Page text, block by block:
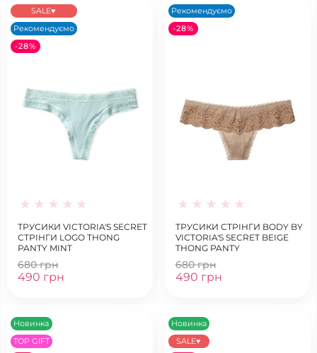
SALE♥
Рекомендуємо
-28%
ТРУСИКИ VICTORIA'S SECRET
СТРІНГИ LOGO THONG
PANTY MINT
680 грн
490 грн
Рекомендуємо
-28%
ТРУСИКИ СТРІНГИ BODY BY
VICTORIA'S SECRET BEIGE
THONG PANTY
680 грн
490 грн
Новинка
TOP GIFT
Новинка
SALE♥